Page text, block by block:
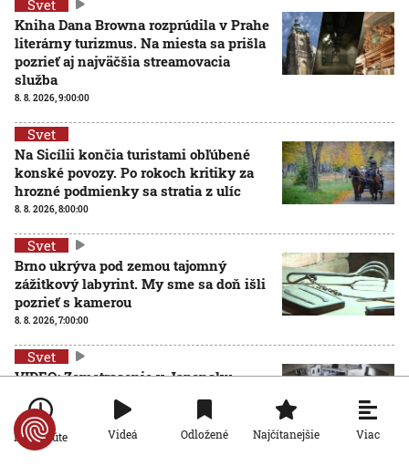
Svet
Kniha Dana Browna rozprúdila v Prahe
literárny turizmus. Na miesta sa prišla
pozrieť aj najväčšia streamovacia
služba
8. 8. 2026, 9:00:00
Svet
Na Sicílii končia turistami obľúbené
konské povozy. Po rokoch kritiky za
hrozné podmienky sa stratia z ulíc
8. 8. 2026, 8:00:00
Svet
Brno ukrýva pod zemou tajomný
zážitkový labyrint. My sme sa doň išli
pozrieť s kamerou
8. 8. 2026, 7:00:00
Svet
VIDEO: Zemetrasenie v Japonsku
zastihlo lekárov uprostred operácie,
pacienta chránili vlastnými telami
7. 8. 2026, 15:01:59
Po minúte Videá Odložené Najčítanejšie Viac